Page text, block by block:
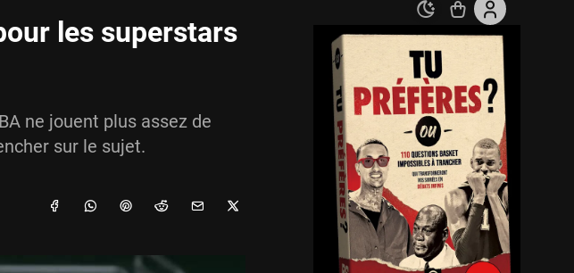
les superstars
ne jouent plus assez de
sur le sujet.